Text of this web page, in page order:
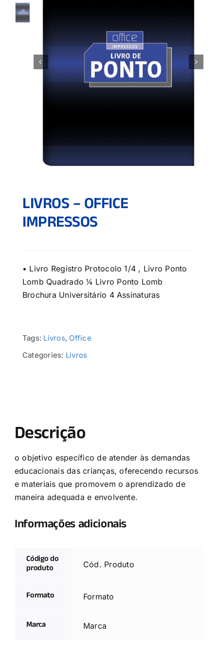
LIVROS – OFFICE
IMPRESSOS
• Livro Registro Protocolo 1/4 , Livro Ponto
Lomb Quadrado ¼ Livro Ponto Lomb
Brochura Universitário 4 Assinaturas
Tags: Livros, Office
Categories: Livros
Descrição
o objetivo específico de atender às demandas
educacionais das crianças, oferecendo recursos
e materiais que promovem o aprendizado de
maneira adequada e envolvente.
Informações adicionais
Código do
produto Cód. Produto
Formato Formato
Marca Marca